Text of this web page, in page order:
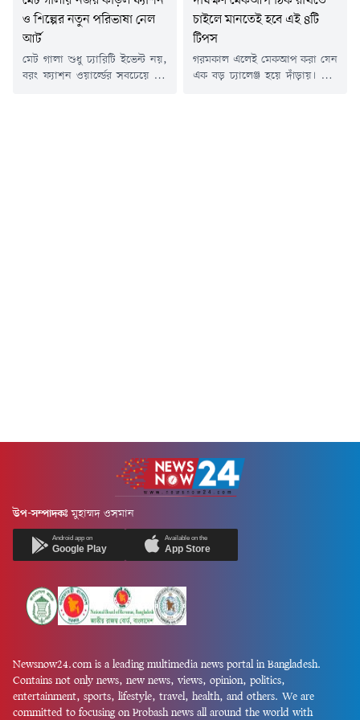
ও শিল্পের নতুন পরিভাষা নেল
আর্ট
মেট গালা শুধু চ্যারিটি ইভেন্ট নয়,
বরং ফ্যাশন ওয়ার্ল্ডের সবচেয়ে বড়
চাইলে মানতেই হবে এই ৪টি
টিপস
গরমকাল এলেই মেকআপ করা যেন
এক বড় চ্যালেঞ্জ হয়ে দাঁড়ায়। তীব্র
উপ-সম্পাদকঃ মুহাম্মদ ওসমান
Android app on
Google Play
Available on the
App Store
Newsnow24.com is a leading multimedia news portal in Bangladesh.
Contains not only news, new news, views, opinion, politics,
entertainment, sports, lifestyle, travel, health, and others. We are
committed to focusing on Probash news all around the world with